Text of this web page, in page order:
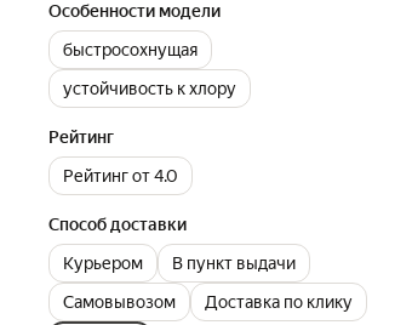
Особенности модели
быстросохнущая
устойчивость к хлору
Рейтинг
Рейтинг от 4.0
Способ доставки
Курьером
В пункт выдачи
Самовывозом
Доставка по клику